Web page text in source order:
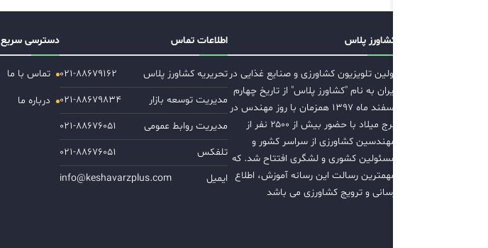
کشاورز پلاس
اولین تلویزیون کشاورزی و صنایع غذایی در
ایران به نام "کشاورز پلاس" از تاریخ چهارم
اسفند ماه ۱۳۹۷ همزمان با روز مهندس در
برج میلاد با حضور بیش از ۲۵۰۰ نفر از
مهندسین کشاورزی از سراسر کشور و
مسئولین کشوری و لشگری افتتاح شد. که
مهمترین رسالت این رسانه آموزش، اطلاع
رسانی و ترویج کشاورزی می باشد
اطلاعات تماس
تحریریه کشاورز پلاس
۰۲۱-۸۸۶۷۹۱۶۲
مدیریت توسعه بازار
۰۲۱-۸۸۶۷۹۸۳۴
مدیریت روابط عمومی
۰۲۱-۸۸۶۷۶۰۵۱
تلفکس
۰۲۱-۸۸۶۷۶۰۵۱
ایمیل
info@keshavarzplus.com
دسترسی سریع
تماس با ما
درباره ما